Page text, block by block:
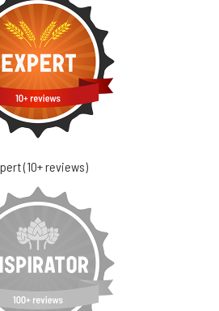
(10+ reviews)